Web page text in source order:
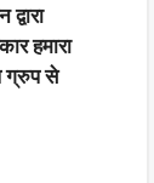
हमारा
ग्रुप से